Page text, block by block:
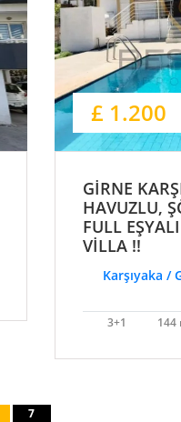
£ 1.200
GİRNE
HAVUZLU,
FULL
VİLLA !!
Karşıyaka /
3+1 144
7